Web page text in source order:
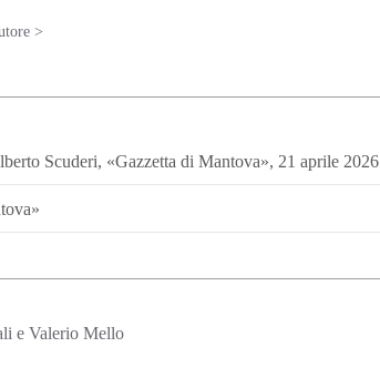
>
Scuderi, «Gazzetta di Mantova», 21 aprile 2026
e Valerio Mello